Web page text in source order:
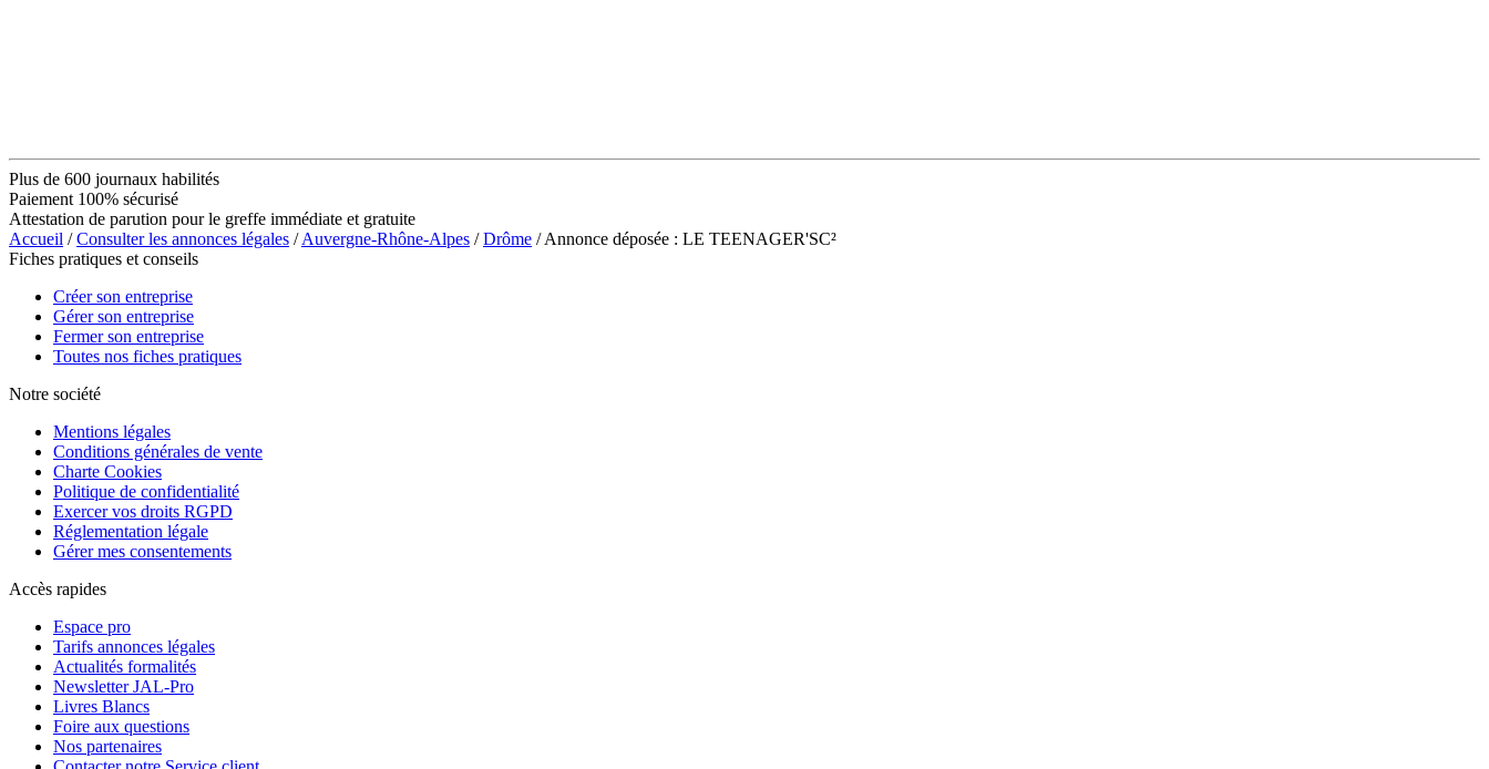
Plus de 600 journaux habilités
Paiement 100% sécurisé
Attestation de parution pour le greffe immédiate et gratuite
Accueil /Consulter les annonces légales /Auvergne-Rhône-Alpes /Drôme / Annonce déposée : LE TEENAGER'SC²
Fiches pratiques et conseils
Créer son entreprise
Gérer son entreprise
Fermer son entreprise
Toutes nos fiches pratiques
Notre société
Mentions légales
Conditions générales de vente
Charte Cookies
Politique de confidentialité
Exercer vos droits RGPD
Réglementation légale
Gérer mes consentements
Accès rapides
Espace pro
Tarifs annonces légales
Actualités formalités
Newsletter JAL-Pro
Livres Blancs
Foire aux questions
Nos partenaires